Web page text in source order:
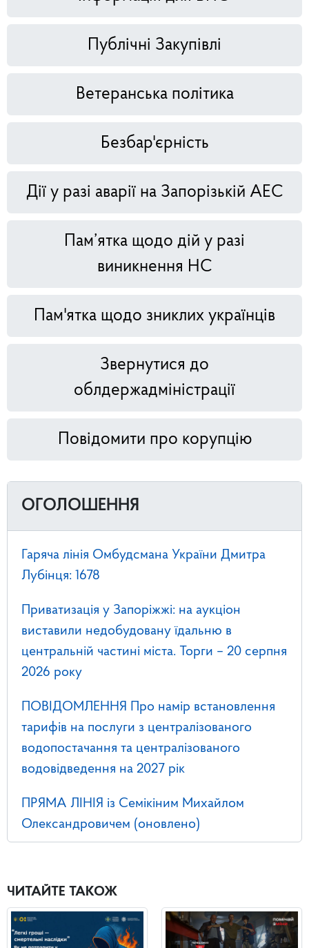
Публічні Закупівлі
Ветеранська політика
Безбар'єрність
Дії у разі аварії на Запорізькій АЕС
Пам’ятка щодо дій у разі
виникнення НС
Пам'ятка щодо зниклих українців
Звернутися до
облдержадміністрації
Повідомити про корупцію
ОГОЛОШЕННЯ
Гаряча лінія Омбудсмана України Дмитра
Лубінця: 1678
Приватизація у Запоріжжі: на аукціон
виставили недобудовану їдальню в
центральній частині міста. Торги – 20 серпня
2026 року
ПОВІДОМЛЕННЯ Про намір встановлення
тарифів на послуги з централізованого
водопостачання та централізованого
водовідведення на 2027 рік
ПРЯМА ЛІНІЯ із Семікіним Михайлом
Олександровичем (оновлено)
ЧИТАЙТЕ ТАКОЖ